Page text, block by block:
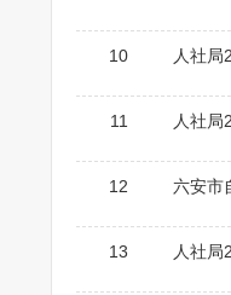
10 人社局
11 人社局
12 六安市
13 人社局